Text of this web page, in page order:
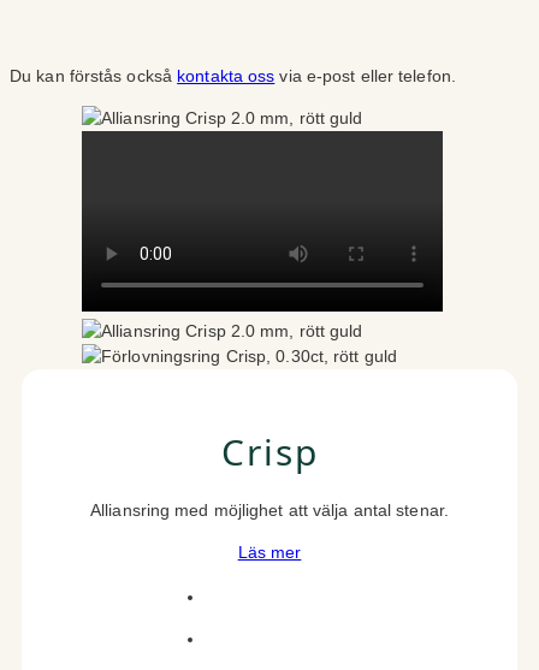
Du kan förstås också kontakta oss via e-post eller telefon.
Crisp
Alliansring med möjlighet att välja antal stenar.
Läs mer